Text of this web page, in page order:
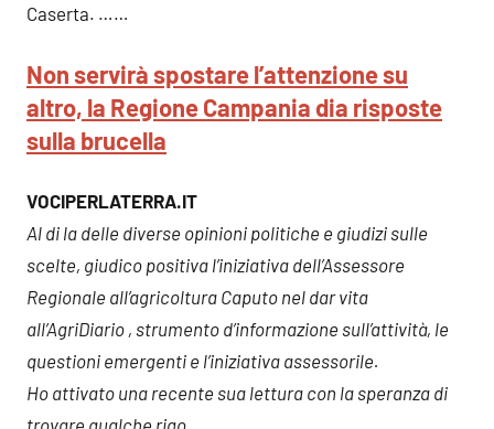
Caserta. ……
Non servirà spostare l’attenzione su
altro, la Regione Campania dia risposte
sulla brucella
VOCIPERLATERRA.IT
Al di la delle diverse opinioni politiche e giudizi sulle
scelte, giudico positiva l’iniziativa dell’Assessore
Regionale all’agricoltura Caputo nel dar vita
all’AgriDiario , strumento d’informazione sull’attività, le
questioni emergenti e l’iniziativa assessorile.
Ho attivato una recente sua lettura con la speranza di
trovare qualche rigo,………